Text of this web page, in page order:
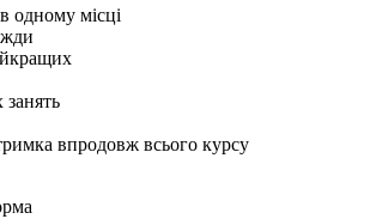
одному місці
впродовж всього курсу